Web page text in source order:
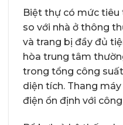
Biệt thự có mức tiêu
so với nhà ở thông
và trang bị đầy đủ
hòa trung tâm
trong tổng công
diện tích. Thang
điện ổn định với